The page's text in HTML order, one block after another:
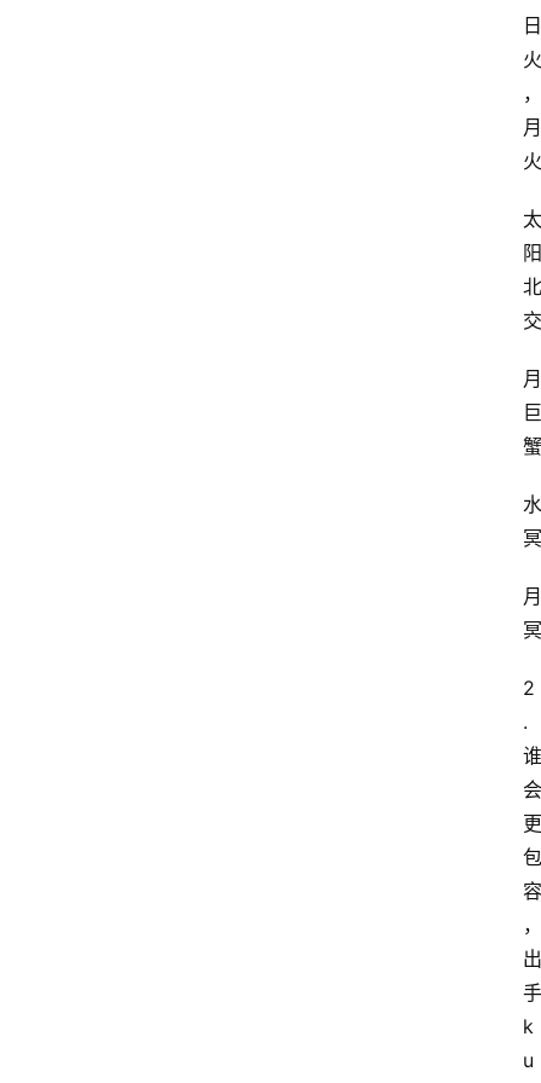
日
火
，
月
火
太
阳
北
交
月
巨
蟹
水
冥
月
冥
2
.
谁
会
更
包
容
，
出
手
k
u